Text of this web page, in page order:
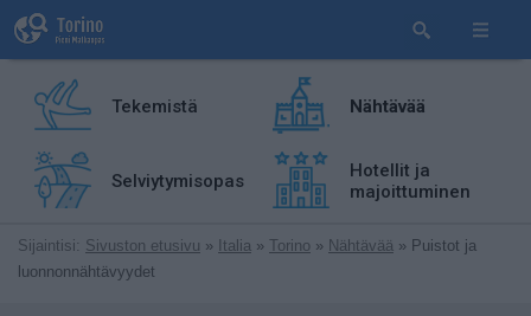
Tekemistä Nähtävää
Selviytymisopas
Hotellit ja
majoittuminen
Sijaintisi: Sivuston etusivu » Italia » Torino » Nähtävää » Puistot ja
luonnonnähtävyydet